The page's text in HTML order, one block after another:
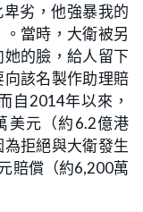
劣，他強暴我的
當時，大衛被另
的臉，給人留下
該名製作助理賠
自2014年以來，
美元（約6.2億港
拒絕與大衛發生
賠償（約6,200萬